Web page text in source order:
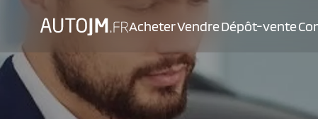
AcheterVendreDépôt-vente